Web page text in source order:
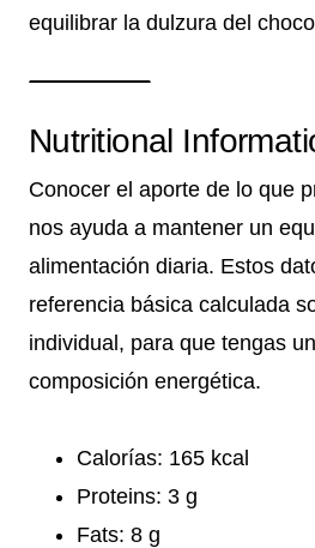
equilibrar la dulzura del
Nutritional
Conocer el aporte de lo que
nos ayuda a mantener un
alimentación diaria. Estos
referencia básica calculada
individual, para que tengas
composición energética.
Calorías: 165 kcal
Proteins: 3 g
Fats: 8 g